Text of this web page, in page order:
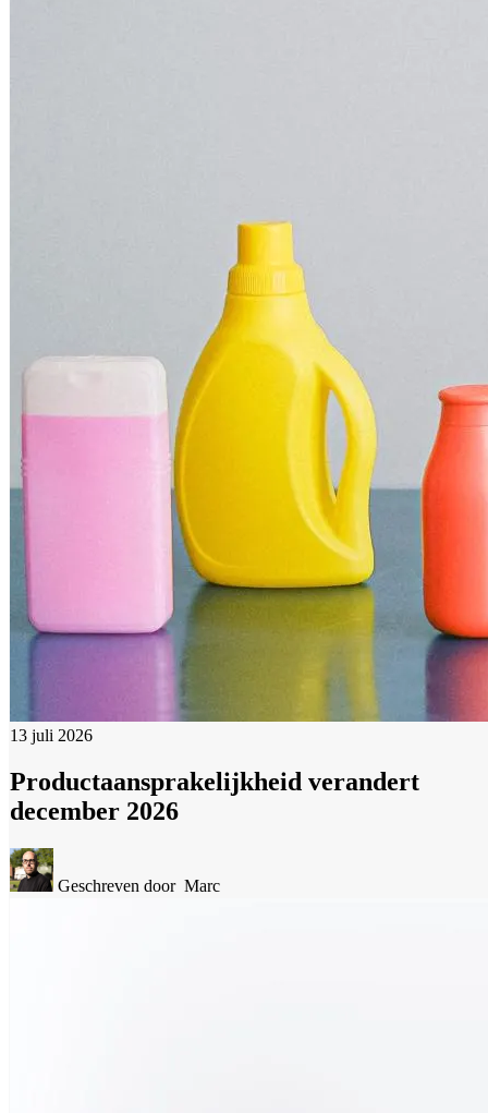
13 juli 2026
Productaansprakelijkheid verandert
december 2026
Geschreven door Marc